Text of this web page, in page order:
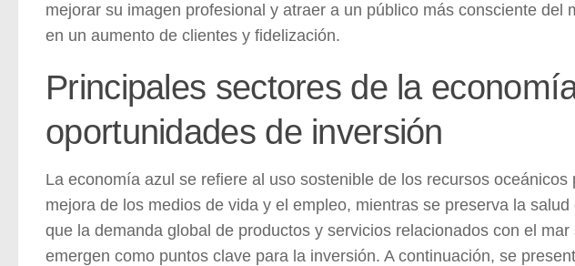
mejorar su imagen profesional y atraer a un público más consciente del
en un aumento de clientes y fidelización.
Principales sectores de la
oportunidades de inversión
La economía azul se refiere al uso sostenible de los recursos
mejora de los medios de vida y el empleo, mientras se preserva la
que la demanda global de productos y servicios relacionados con el
emergen como puntos clave para la inversión. A continuación, se